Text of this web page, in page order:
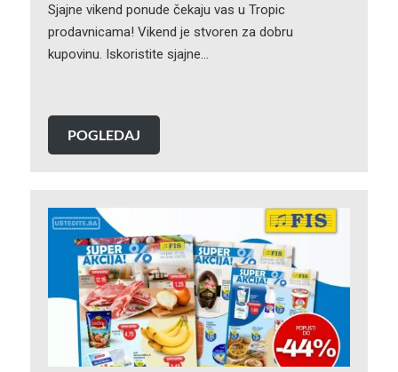
Sjajne vikend ponude čekaju vas u Tropic
prodavnicama! Vikend je stvoren za dobru
kupovinu. Iskoristite sjajne…
POGLEDAJ